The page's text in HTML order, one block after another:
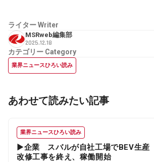
ライターWriter
MSRweb編集部
2025.12.18
カテゴリー Category
業界ニュースひろい読み
あわせて読みたい記事
業界ニュースひろい読み
▶企業 スバルが自社工場でBEV生産
改修工事を終え、稼働開始